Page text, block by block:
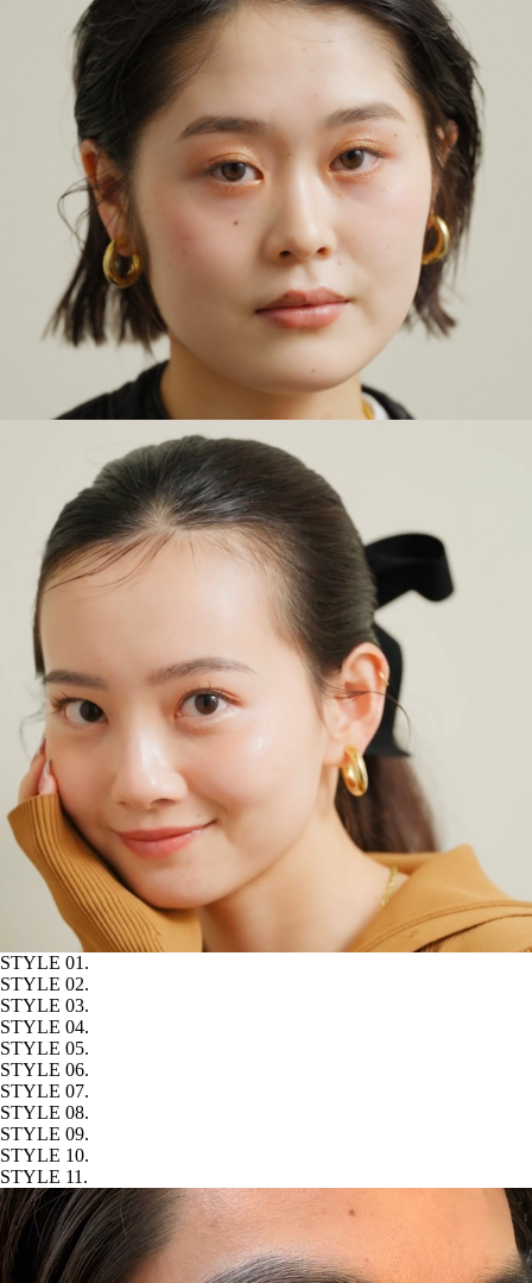
STYLE 01.
STYLE 02.
STYLE 03.
STYLE 04.
STYLE 05.
STYLE 06.
STYLE 07.
STYLE 08.
STYLE 09.
STYLE 10.
STYLE 11.